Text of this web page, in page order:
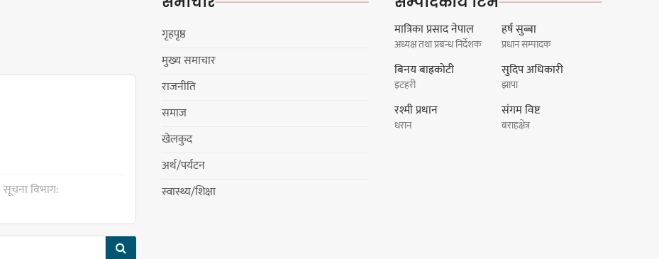
विभाग:
गृहपृष्ठ
मुख्य समाचार
राजनीति
समाज
खेलकुद
अर्थ/पर्यटन
स्वास्थ्य/शिक्षा
मात्रिका प्रसाद नेपाल
अध्यक्ष तथा प्रबन्ध निर्देशक
हर्ष सुब्बा
प्रधान सम्पादक
बिनय बाह्रकोटी
इटहरी
सुदिप अधिकारी
झापा
रश्मी प्रधान
धरान
संगम विष्ट
बराहक्षेत्र